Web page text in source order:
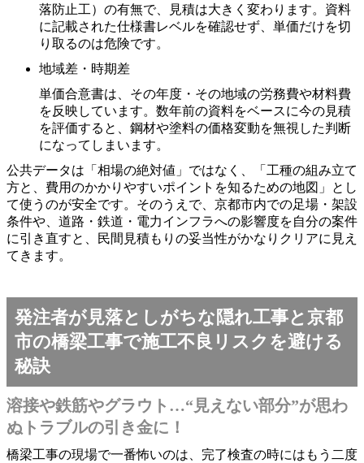
落防止工）の有無で、見積は大きく変わります。資料
に記載された仕様書レベルを確認せず、単価だけを切
り取るのは危険です。
地域差・時期差
単価合意書は、その年度・その地域の労務費や材料費
を反映しています。数年前の資料をベースに今の見積
を評価すると、鋼材や塗料の価格変動を無視した判断
になってしまいます。
公共データは「相場の絶対値」ではなく、「工種の組み立て
方と、費用のかかりやすいポイントを知るための地図」とし
て使うのが安全です。そのうえで、京都市内での足場・架設
条件や、道路・鉄道・電力インフラへの影響度を自分の案件
に引き直すと、民間見積もりの妥当性がかなりクリアに見え
てきます。
発注者が見落としがちな隠れ工事と京都
市の橋梁工事で施工不良リスクを避ける
秘訣
溶接や鉄筋やグラウト…“見えない部分”が思わ
ぬトラブルの引き金に！
橋梁工事の現場で一番怖いのは、完了検査の時にはもう二度